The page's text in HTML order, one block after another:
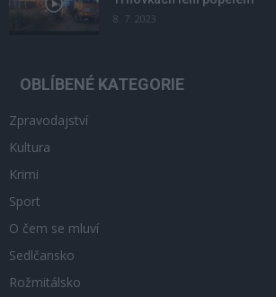
8. 7. 2023
OBLÍBENÉ KATEGORIE
Zpravodajství
Kultura
Krimi
Sport
O čem se mluví
Sedlčansko
Rožmitálsko